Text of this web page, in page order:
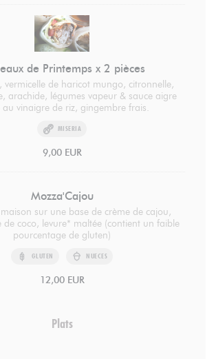
de Printemps x 2 pièces
vermicelle de haricot mungo, citronnelle,
arachide, légumes vapeur & sauce aigre
au vinaigre de riz, gingembre frais.
MISERIA
9,00 EUR
Mozza'Cajou
sur une base de crème de cajou,
de coco, levure* maltée (contient un faible
pourcentage de gluten)
GLUTEN NUECES
12,00 EUR
Plats